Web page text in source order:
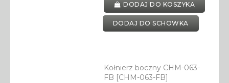
DODAJ DO KOSZYKA
DODAJ DO SCHOWKA
Kołnierz boczny CHM-063-
FB [CHM-063-FB]